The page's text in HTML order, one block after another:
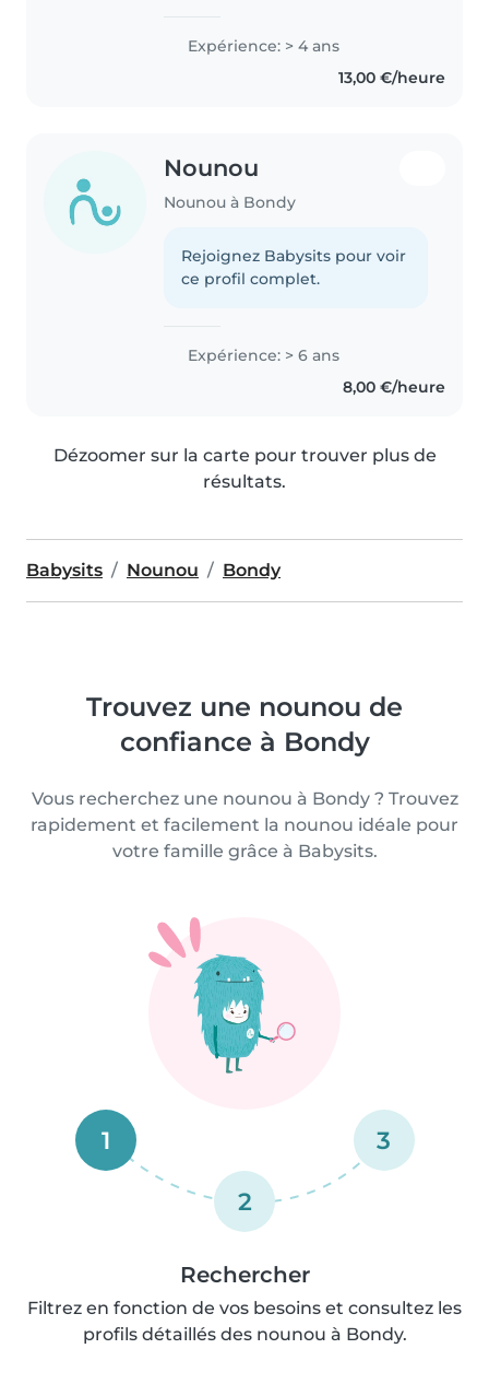
Hablo francés, inglés e italiano
con fluidez y tengo bases del
alemán, lo que me permite
Expérience: > 4 ans
13,00 €/heure
Nounou
Nounou à Bondy
Rejoignez Babysits pour voir
ce profil complet.
Expérience: > 6 ans
8,00 €/heure
Dézoomer sur la carte pour trouver plus de
résultats.
Babysits Nounou Bondy
Trouvez une nounou de
confiance à Bondy
Vous recherchez une nounou à Bondy ? Trouvez
rapidement et facilement la nounou idéale pour
votre famille grâce à Babysits.
1
2
3
Rechercher
Filtrez en fonction de vos besoins et consultez les
profils détaillés des nounou à Bondy.